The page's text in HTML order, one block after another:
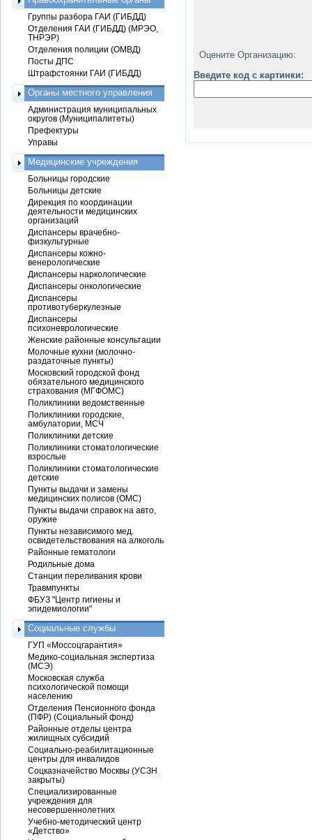
Оцените Организацию:
Введите код с картинки:
Группы разбора ГАИ (ГИБДД)
Отделения ГАИ (ГИБДД) (МРЭО,
ТНРЭР)
Отделения полиции (ОМВД)
Посты ДПС
Штрафстоянки ГАИ (ГИБДД)
Органы местного управления
Администрация муниципальных
округов (Муниципалитеты)
Префектуры
Управы
Медицинские учреждения
Больницы городские
Больницы детские
Дирекция по координации
деятельности медицинских
организаций
Диспансеры врачебно-
физкультурные
Диспансеры кожно-
венерологические
Диспансеры наркологические
Диспансеры онкологические
Диспансеры
противотуберкулезные
Диспансеры
психоневрологические
Женские районные консультации
Молочные кухни (молочно-
раздаточные пункты)
Московский городской фонд
обязательного медицинского
страхования (МГФОМС)
Поликлиники ведомственные
Поликлиники городские,
амбулатории, МСЧ
Поликлиники детские
Поликлиники стоматологические
взрослые
Поликлиники стоматологические
детские
Пункты выдачи и замены
медицинских полисов (ОМС)
Пункты выдачи справок на авто,
оружие
Пункты независимого мед.
освидетельствования на алкоголь
Районные гематологи
Родильные дома
Станции переливания крови
Травмпункты
ФБУЗ "Центр гигиены и
эпидемиологии"
Социальные службы
ГУП «Моссоцгарантия»
Медико-социальная экспертиза
(МСЭ)
Московская служба
психологической помощи
населению
Отделения Пенсионного фонда
(ПФР) (Социальный фонд)
Районные отделы центра
жилищных субсидий
Социально-реабилитационные
центры для инвалидов
Соцказначейство Москвы (УСЗН
закрыты)
Специализированные
учреждения для
несовершеннолетних
Учебно-методический центр
«Детство»